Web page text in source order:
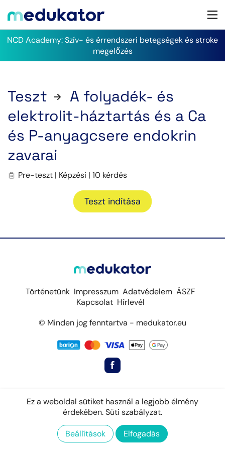
NCD Academy: Szív- és érrendszeri betegségek és stroke
megelőzés
Teszt
A folyadék- és
elektrolit-háztartás és a Ca
és P-anyagcsere endokrin
zavarai
Pre-teszt | Képzési | 10 kérdés
Teszt indítása
Történetünk Impresszum Adatvédelem ÁSZF
Kapcsolat Hírlevél
© Minden jog fenntartva - medukator.eu
Ez a weboldal sütiket használ a legjobb élmény
érdekében.Süti szabályzat.
Beállítások Elfogadás